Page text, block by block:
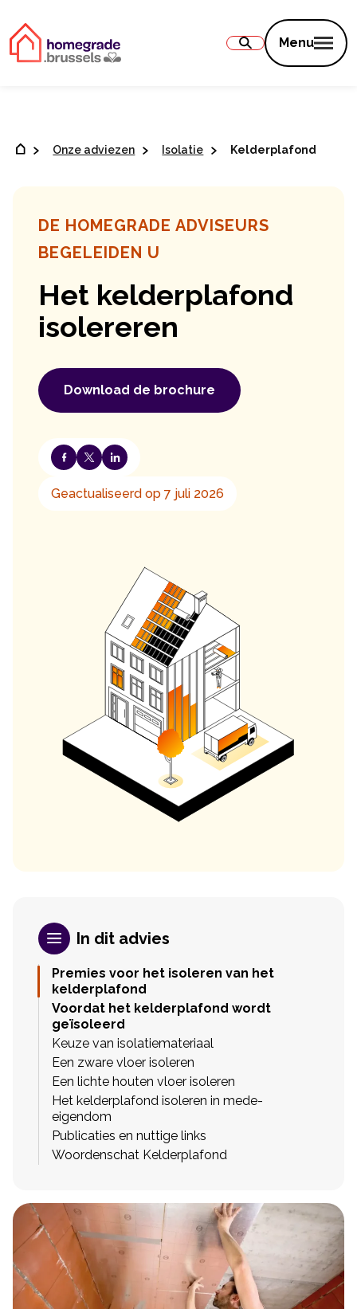
Menu
Onze adviezen Isolatie Kelderplafond
DE HOMEGRADE ADVISEURS
BEGELEIDEN U
Het kelderplafond
isolereren
Download de brochure
Geactualiseerd op 7 juli 2026
In dit advies
Premies voor het isoleren van het
kelderplafond
Voordat het kelderplafond wordt
geïsoleerd
Keuze van isolatiemateriaal
Een zware vloer isoleren
Een lichte houten vloer isoleren
Het kelderplafond isoleren in mede-
eigendom
Publicaties en nuttige links
Woordenschat Kelderplafond